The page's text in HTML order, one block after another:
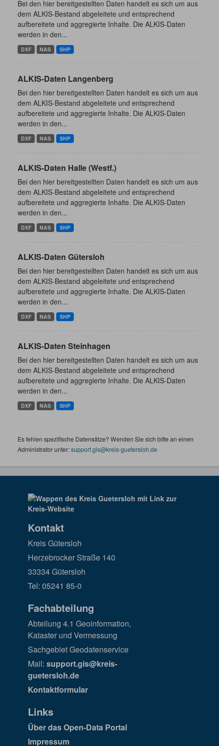
Bei den hier bereitgestellten Daten handelt es sich um aus
dem ALKIS-Bestand abgeleitete und entsprechend
aufbereitete und aggregierte Inhalte. Die ALKIS-Daten
werden in den...
DXF NAS SHP
ALKIS-Daten Langenberg
Bei den hier bereitgestellten Daten handelt es sich um aus
dem ALKIS-Bestand abgeleitete und entsprechend
aufbereitete und aggregierte Inhalte. Die ALKIS-Daten
werden in den...
DXF NAS SHP
ALKIS-Daten Halle (Westf.)
Bei den hier bereitgestellten Daten handelt es sich um aus
dem ALKIS-Bestand abgeleitete und entsprechend
aufbereitete und aggregierte Inhalte. Die ALKIS-Daten
werden in den...
DXF NAS SHP
ALKIS-Daten Gütersloh
Bei den hier bereitgestellten Daten handelt es sich um aus
dem ALKIS-Bestand abgeleitete und entsprechend
aufbereitete und aggregierte Inhalte. Die ALKIS-Daten
werden in den...
DXF NAS SHP
ALKIS-Daten Steinhagen
Bei den hier bereitgestellten Daten handelt es sich um aus
dem ALKIS-Bestand abgeleitete und entsprechend
aufbereitete und aggregierte Inhalte. Die ALKIS-Daten
werden in den...
DXF NAS SHP
Es fehlen spezifische Datensätze? Wenden Sie sich bitte an einen
Administrator unter:support.gis@kreis-guetersloh.de
Kontakt
Kreis Gütersloh
Herzebrocker Straße 140
33334 Gütersloh
Tel: 05241 85-0
Fachabteilung
Abteilung 4.1 Geoinformation,
Kataster und Vermessung
Sachgebiet Geodatenservice
Mail: support.gis@kreis-
guetersloh.de
Kontaktformular
Links
Über das Open-Data Portal
Impressum